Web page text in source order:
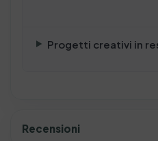
Progetti creativi in
Recensioni